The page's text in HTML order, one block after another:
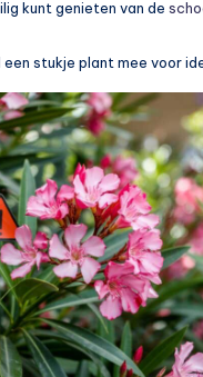
kunt genieten van de
een stukje plant mee voor